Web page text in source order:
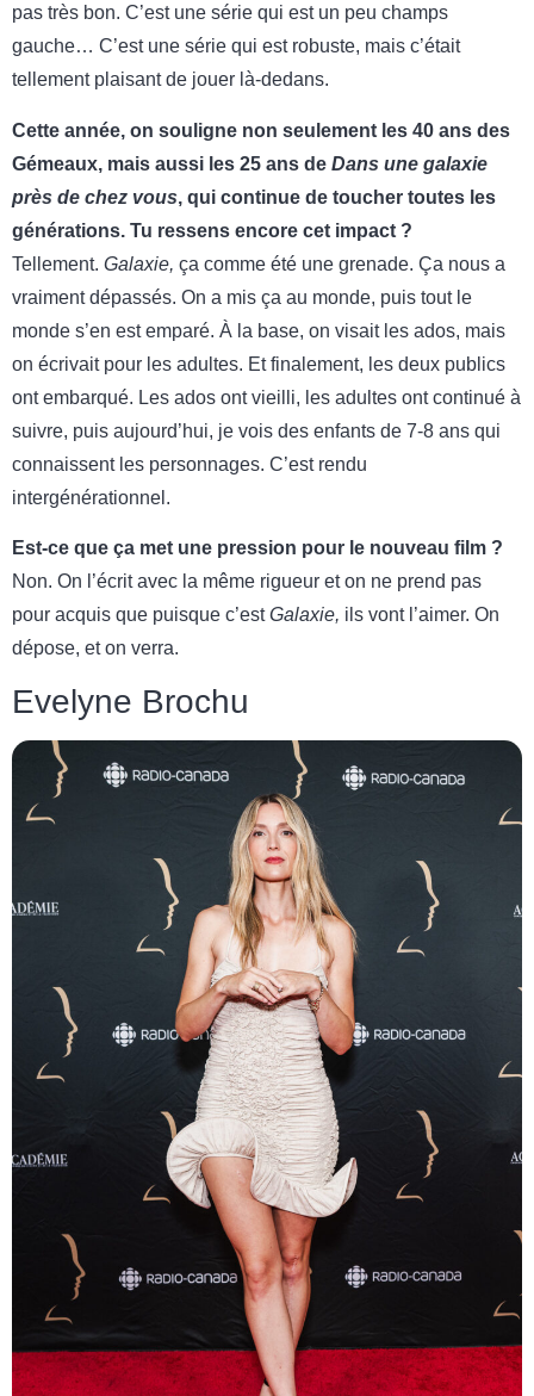
pas très bon. C’est une série qui est un peu champs
gauche… C’est une série qui est robuste, mais c’était
tellement plaisant de jouer là-dedans.
Cette année, on souligne non seulement les 40 ans des
Gémeaux, mais aussi les 25 ans de Dans une galaxie
près de chez vous, qui continue de toucher toutes les
générations. Tu ressens encore cet impact ?
Tellement. Galaxie, ça comme été une grenade. Ça nous a
vraiment dépassés. On a mis ça au monde, puis tout le
monde s’en est emparé. À la base, on visait les ados, mais
on écrivait pour les adultes. Et finalement, les deux publics
ont embarqué. Les ados ont vieilli, les adultes ont continué à
suivre, puis aujourd’hui, je vois des enfants de 7-8 ans qui
connaissent les personnages. C’est rendu
intergénérationnel.
Est-ce que ça met une pression pour le nouveau film ?
Non. On l’écrit avec la même rigueur et on ne prend pas
pour acquis que puisque c’estGalaxie, ils vont l’aimer. On
dépose, et on verra.
Evelyne Brochu